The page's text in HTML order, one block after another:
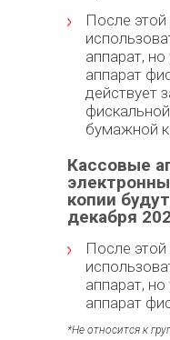
После
аппарат,
аппарат
действует
бумажной
Кассовые
копии
декабря
После
аппарат,
аппарат
*Не относится к